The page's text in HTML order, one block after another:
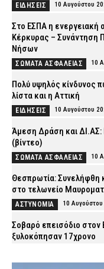
ΕΙΔΗΣΕΙΣ 10 Αυγούστου
Στο ΕΣΠΑ η ενεργειακή
Κέρκυρας – Συνάντηση
Νήσων
ΣΩΜΑΤΑ ΑΣΦΑΛΕΙΑΣ 10
Πολύ υψηλός κίνδυνος
λίστα και η Αττική
ΕΙΔΗΣΕΙΣ 10 Αυγούστου
Άμεση Δράση και ΔΙ.ΑΣ:
(βίντεο)
ΣΩΜΑΤΑ ΑΣΦΑΛΕΙΑΣ 10
Θεσπρωτία: Συνελήφθη
στο τελωνείο
ΑΣΤΥΝΟΜΙΑ 10
Σοβαρό επεισόδιο στον
ξυλοκόπησαν 17χρονο